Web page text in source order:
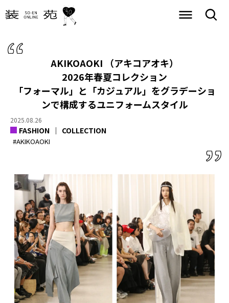
AKIKOAOKI （アキコアオキ）
2026年春夏コレクション
「フォーマル」と「カジュアル」をグラデーショ
ンで構成するユニフォームスタイル
2025.08.26
FASHION COLLECTION
#AKIKOAOKI